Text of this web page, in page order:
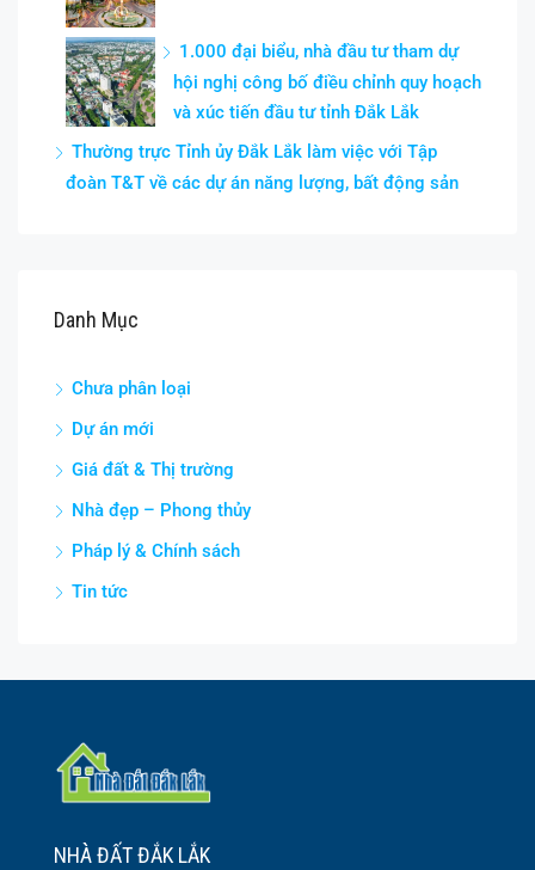
1.000 đại biểu, nhà đầu tư tham dự
hội nghị công bố điều chỉnh quy hoạch
và xúc tiến đầu tư tỉnh Đắk Lắk
Thường trực Tỉnh ủy Đắk Lắk làm việc với Tập
đoàn T&T về các dự án năng lượng, bất động sản
Danh Mục
Chưa phân loại
Dự án mới
Giá đất & Thị trường
Nhà đẹp – Phong thủy
Pháp lý & Chính sách
Tin tức
NHÀ ĐẤT ĐẮK LẮK